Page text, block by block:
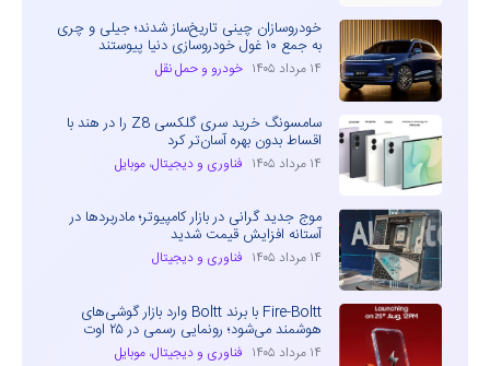
خودروسازان چینی تاریخ‌ساز شدند؛ جیلی و چری
به جمع ۱۰ غول خودروسازی دنیا پیوستند
۱۴ مرداد ۱۴۰۵ خودرو و حمل نقل
سامسونگ خرید سری گلکسی Z8 را در هند با
اقساط بدون بهره آسان‌تر کرد
۱۴ مرداد ۱۴۰۵ فناوری و دیجیتال، موبایل
موج جدید گرانی در بازار کامپیوتر؛ مادربردها در
آستانه افزایش قیمت شدید
۱۴ مرداد ۱۴۰۵ فناوری و دیجیتال
Fire-Boltt با برند Boltt وارد بازار گوشی‌های
هوشمند می‌شود؛ رونمایی رسمی در ۲۵ اوت
۱۴ مرداد ۱۴۰۵ فناوری و دیجیتال، موبایل